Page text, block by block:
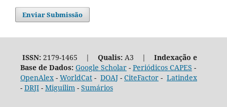
Enviar Submissão
ISSN:2179-1465 | Qualis:A3 | Indexação e
Base de Dados: Google Scholar- Periódicos CAPES -
OpenAlex- WorldCat- DOAJ- CiteFactor- Latindex
- DRJI- Miguilim- Sumários